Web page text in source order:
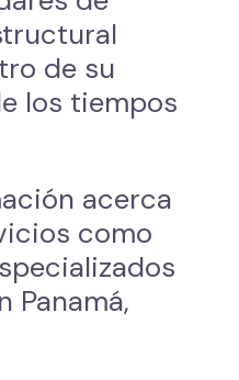
de su
los tiempos
acerca
como
Panamá,